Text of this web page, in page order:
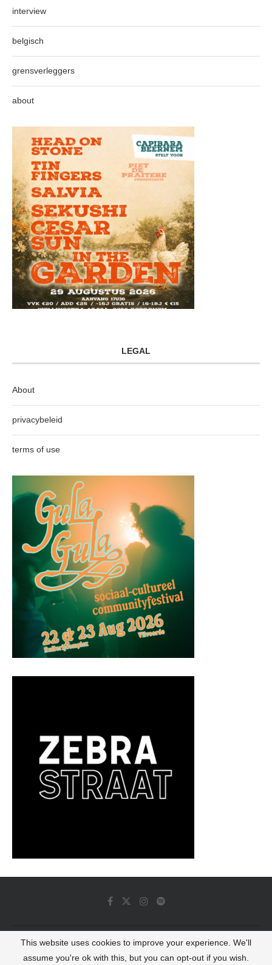
interview
belgisch
grensverleggers
about
LEGAL
About
privacybeleid
terms of use
© 2022 - Luminous Dash All Rights Reserved
This website uses cookies to improve your experience. We'll
assume you're ok with this, but you can opt-out if you wish.